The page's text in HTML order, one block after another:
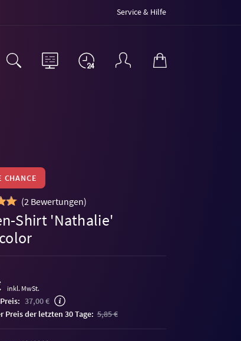
Service & Hilfe
CHANCE
(2 Bewertungen)
Shirt 'Nathalie'
inkl. MwSt.
37,00 €
Preis der letzten 30 Tage: 5,85 €